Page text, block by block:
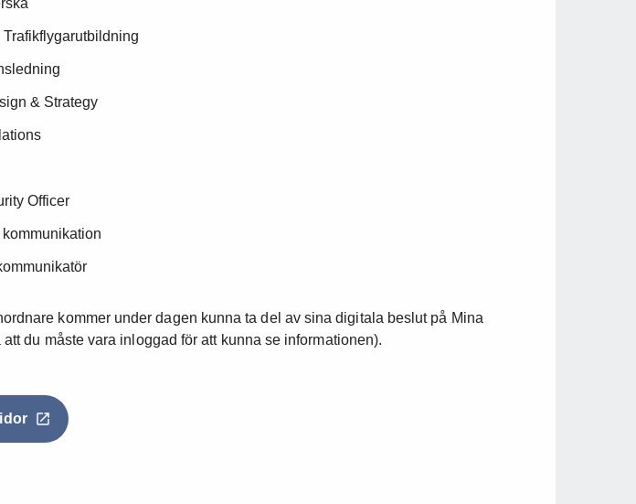
Trafikflygarutbildning
& Strategy
Officer
kommer under dagen kunna ta del av sina digitala beslut på Mina
du måste vara inloggad för att kunna se informationen).